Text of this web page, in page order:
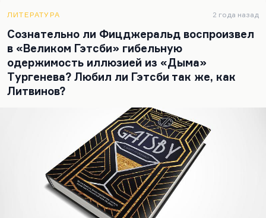
люди, скажем так, это люди неоднозначные
весьма. Для меня, конечно, деньги — это… Ну,
вот для меня, если брать. Я как раз об этом
написал довольно пространное эссе для «Русского
пионера» о валюте. Для меня деньги — это
зафиксированная жизнь, мое время, то, что я
потратил,…
ЛИТЕРАТУРА 2 года назад
Сознательно ли Фицджеральд воспроизвел
в «Великом Гэтсби» гибельную
одержимость иллюзией из «Дыма»
Тургенева? Любил ли Гэтсби так же, как
Литвинов?